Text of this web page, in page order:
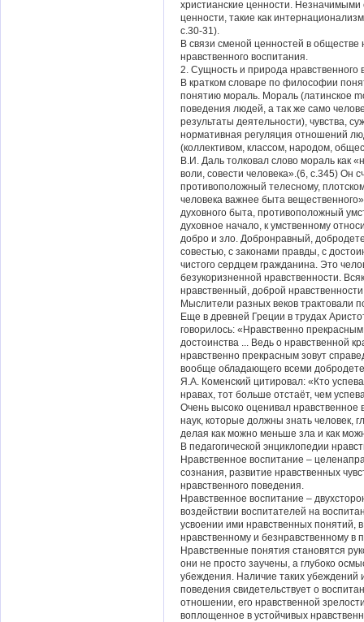
христианские ценности. Незначимыми
ценности, такие как
с.30-31).
В связи сменой ценностей в
нравственного воспитания.
2. Сущность и природа нравственного
В кратком словаре по философии
понятию мораль. Мораль (латинское
поведения людей, а так же само
результаты деятельности), чувства,
нормативная регуляция отношений
(коллективом, классом, народом,
В.И. Даль толковал слово мораль как
воли, совести человека».(6, с.345) Он
противоположный телесному,
человека важнее быта
духовного быта, противоположный
духовное начало, к умственному
добро и зло. Добронравный,
совестью, с законами правды, с
чистого сердцем гражданина. Это
безукоризненной нравственности.
нравственный, доброй
Мыслители разных веков трактовали
Еще в древней Греции в трудах
говорилось: «Нравственно
достоинства ... Ведь о нравственной
нравственно прекрасным зовут
вообще обладающего всеми
Я.А. Коменский цитировал: «Кто
нравах, тот больше отстаёт, чем
Очень высоко оценивал нравственное
наук, которые должны знать человек,
делая как можно меньше зла и как
В педагогической энциклопедии
Нравственное воспитание –
сознания, развитие нравственных
нравственного поведения.
Нравственное воспитание –
воздействии воспитателей на
усвоении ими нравственных понятий,
нравственному и безнравственному в
Нравственные понятия становятся
они не просто заучены, а глубоко
убеждения. Наличие таких убеждений
поведения свидетельствует о
отношении, его нравственной
воплощенное в устойчивых